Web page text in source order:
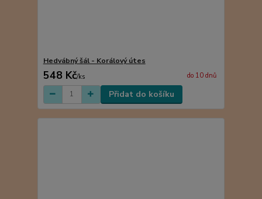
Hedvábný šál - Korálový útes
548 Kč/ks do 10 dnů
Přidat do košíku